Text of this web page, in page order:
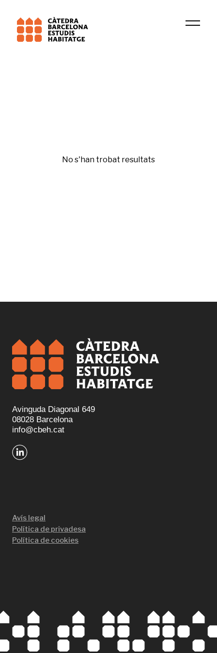
No s'han trobat resultats
Avinguda Diagonal 649
08028 Barcelona
info@cbeh.cat
Avís legal
Política de privadesa
Política de cookies